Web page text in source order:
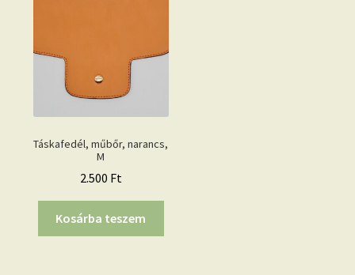
Táskafedél, műbőr, narancs,
M
2.500 Ft
Kosárba teszem